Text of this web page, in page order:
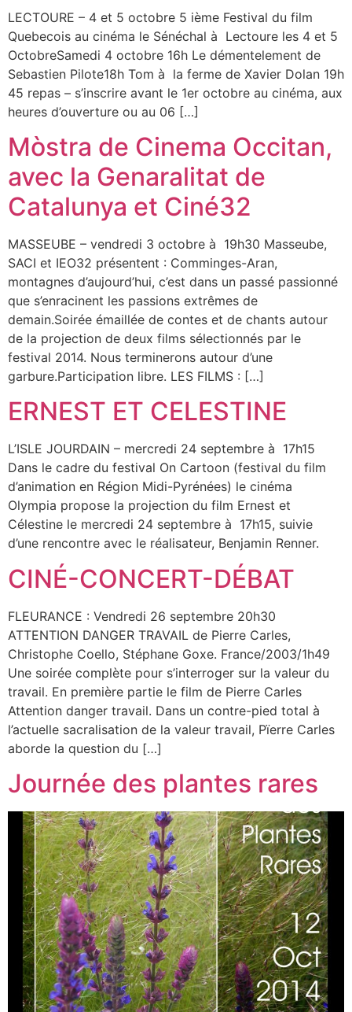
LECTOURE – 4 et 5 octobre 5 ième Festival du film
Quebecois au cinéma le Sénéchal à Lectoure les 4 et 5
OctobreSamedi 4 octobre 16h Le démentelement de
Sebastien Pilote18h Tom à la ferme de Xavier Dolan 19h
45 repas – s’inscrire avant le 1er octobre au cinéma, aux
heures d’ouverture ou au 06 […]
Mòstra de Cinema Occitan,
avec la Genaralitat de
Catalunya et Ciné32
MASSEUBE – vendredi 3 octobre à 19h30 Masseube,
SACI et IEO32 présentent : Comminges-Aran,
montagnes d’aujourd’hui, c’est dans un passé passionné
que s’enracinent les passions extrêmes de
demain.Soirée émaillée de contes et de chants autour
de la projection de deux films sélectionnés par le
festival 2014. Nous terminerons autour d’une
garbure.Participation libre. LES FILMS : […]
ERNEST ET CELESTINE
L’ISLE JOURDAIN – mercredi 24 septembre à 17h15
Dans le cadre du festival On Cartoon (festival du film
d’animation en Région Midi-Pyrénées) le cinéma
Olympia propose la projection du film Ernest et
Célestine le mercredi 24 septembre à 17h15, suivie
d’une rencontre avec le réalisateur, Benjamin Renner.
CINÉ-CONCERT-DÉBAT
FLEURANCE : Vendredi 26 septembre 20h30
ATTENTION DANGER TRAVAIL de Pierre Carles,
Christophe Coello, Stéphane Goxe. France/2003/1h49
Une soirée complète pour s’interroger sur la valeur du
travail. En première partie le film de Pierre Carles
Attention danger travail. Dans un contre-pied total à
l’actuelle sacralisation de la valeur travail, Pïerre Carles
aborde la question du […]
Journée des plantes rares